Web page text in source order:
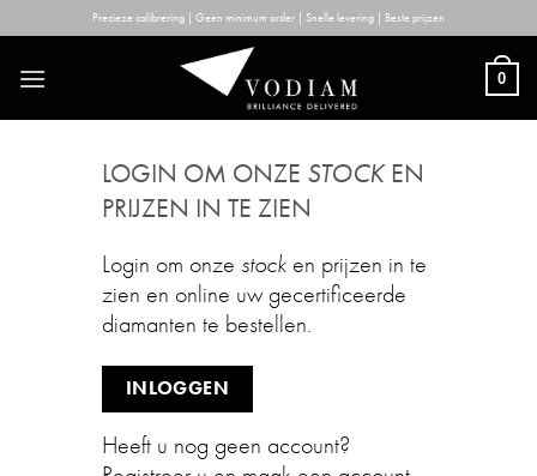
to
content
Precieze calibrering | Geen minimum order | Snelle levering | Beste prijzen
0
LOGIN OM ONZE STOCKEN
PRIJZEN IN TE ZIEN
Login om onze stock en prijzen in te
zien en online uw gecertificeerde
diamanten te bestellen.
INLOGGEN
Heeft u nog geen account?